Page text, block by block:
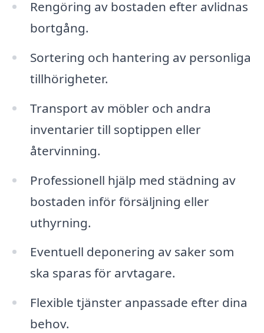
Rengöring av bostaden efter avlidnas
bortgång.
Sortering och hantering av personliga
tillhörigheter.
Transport av möbler och andra
inventarier till soptippen eller
återvinning.
Professionell hjälp med städning av
bostaden inför försäljning eller
uthyrning.
Eventuell deponering av saker som
ska sparas för arvtagare.
Flexible tjänster anpassade efter dina
behov.